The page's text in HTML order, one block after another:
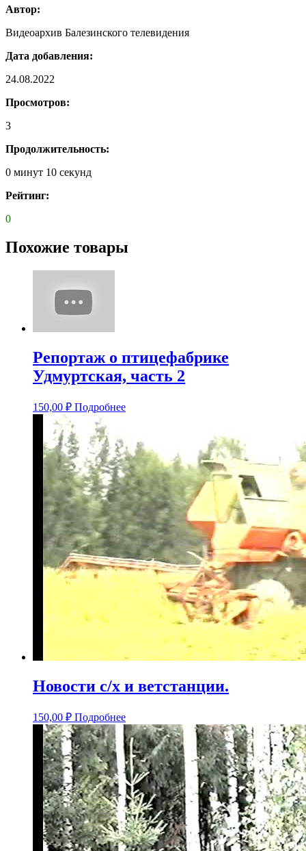
Автор:
Видеоархив Балезинского телевидения
Дата добавления:
24.08.2022
Просмотров:
3
Продолжительность:
0 минут 10 секунд
Рейтинг:
0
Похожие товары
Репортаж о птицефабрике
Удмуртская, часть 2
150,00 ₽ Подробнее
Новости с/х и ветстанции.
150,00 ₽ Подробнее